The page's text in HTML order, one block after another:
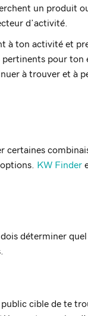
un produit
d’activité.
à ton activité et
pour
à trouver et à
certaines
KW Finder
déterminer
cible de te